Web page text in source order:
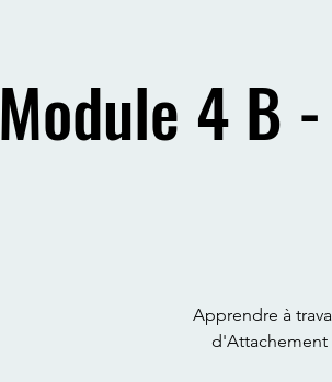
Module 4 B
Apprendre à
d'Attachement